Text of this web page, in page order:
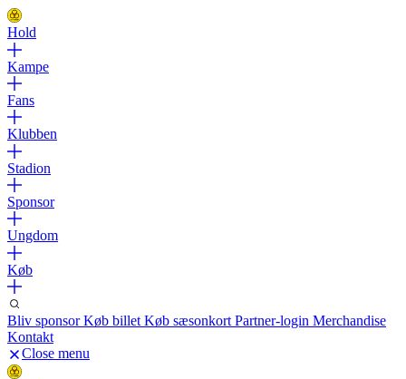
Hold
Kampe
Fans
Klubben
Stadion
Sponsor
Ungdom
Køb
Bliv sponsorKøb billet Køb sæsonkort Partner-login Merchandise
Kontakt
Close menu